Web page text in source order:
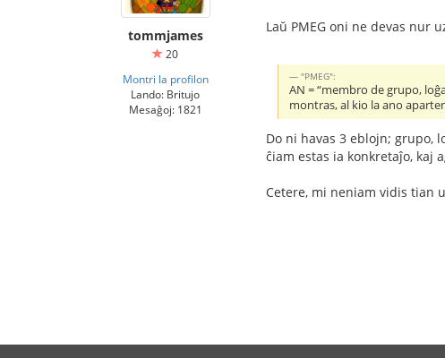
tommjames
20
Montri la profilon
Lando: Britujo
Mesaĝoj: 1821
Laŭ PMEG oni ne devas nur
"PMEG":
AN = “membro de grupo,
montras, al kio la ano
Do ni havas 3 eblojn; grupo,
ĉiam estas ia konkretaĵo, kaj
Cetere, mi neniam vidis tian